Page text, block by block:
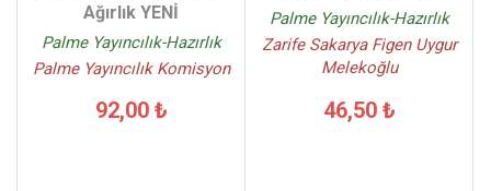
Ağırlık YENİ
Palme Yayıncılık-Hazırlık
Palme Yayıncılık Komisyon
92,00 ₺
Palme Yayıncılık-Hazırlık
Zarife Sakarya Figen Uygur
Melekoğlu
46,50 ₺